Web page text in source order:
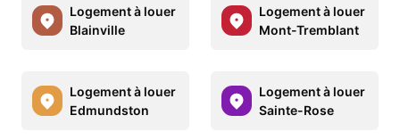
Logement à louer
Blainville
Logement à louer
Mont-Tremblant
Logement à louer
Edmundston
Logement à louer
Sainte-Rose